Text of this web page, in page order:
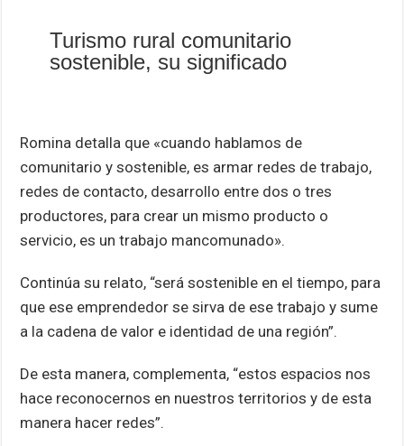
Turismo rural comunitario
sostenible, su significado
Romina detalla que «cuando hablamos de
comunitario y sostenible, es armar redes de trabajo,
redes de contacto, desarrollo entre dos o tres
productores, para crear un mismo producto o
servicio, es un trabajo mancomunado».
Continúa su relato, “será sostenible en el tiempo, para
que ese emprendedor se sirva de ese trabajo y sume
a la cadena de valor e identidad de una región”.
De esta manera, complementa, “estos espacios nos
hace reconocernos en nuestros territorios y de esta
manera hacer redes”.